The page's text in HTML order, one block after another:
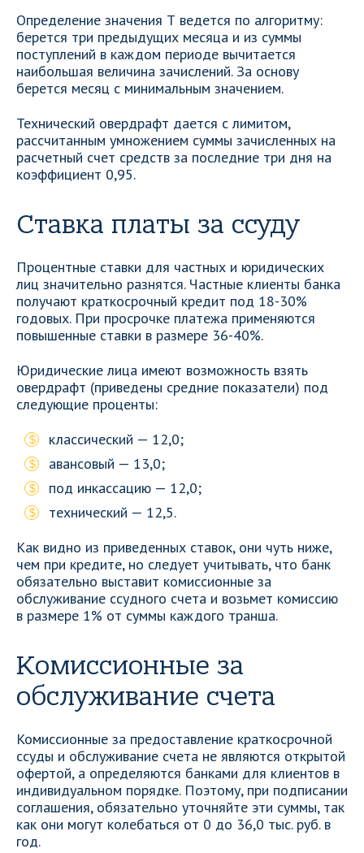
Определение значения Т ведется по алгоритму:
берется три предыдущих месяца и из суммы
поступлений в каждом периоде вычитается
наибольшая величина зачислений. За основу
берется месяц с минимальным значением.
Технический овердрафт дается с лимитом,
рассчитанным умножением суммы зачисленных на
расчетный счет средств за последние три дня на
коэффициент 0,95.
Ставка платы за ссуду
Процентные ставки для частных и юридических
лиц значительно разнятся. Частные клиенты банка
получают краткосрочный кредит под 18-30%
годовых. При просрочке платежа применяются
повышенные ставки в размере 36-40%.
Юридические лица имеют возможность взять
овердрафт (приведены средние показатели) под
следующие проценты:
классический — 12,0;
авансовый — 13,0;
под инкассацию — 12,0;
технический — 12,5.
Как видно из приведенных ставок, они чуть ниже,
чем при кредите, но следует учитывать, что банк
обязательно выставит комиссионные за
обслуживание ссудного счета и возьмет комиссию
в размере 1% от суммы каждого транша.
Комиссионные за
обслуживание счета
Комиссионные за предоставление краткосрочной
ссуды и обслуживание счета не являются открытой
офертой, а определяются банками для клиентов в
индивидуальном порядке. Поэтому, при подписании
соглашения, обязательно уточняйте эти суммы, так
как они могут колебаться от 0 до 36,0 тыс. руб. в
год.